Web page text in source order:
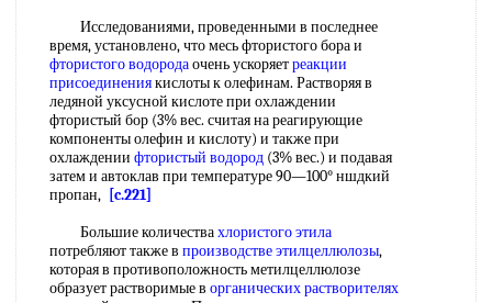
Исследованиями, проведенными в последнее
время, установлено, что месь фтористого бора и
фтористого водородаочень ускоряетреакции
присоединениякислоты к олефинам. Растворяя в
ледяной уксусной кислоте при охлаждении
фтористый бор (3% вес. считая на реагирующие
компоненты олефин и кислоту) и также при
охлаждении фтористый водород (3% вес.) и подавая
затем и автоклав при температуре 90—100° ншдкий
пропан, [c.221]
Большие количествахлористого этила
потребляют также в производстве этилцеллюлозы,
которая в противоположность метилцеллюлозе
образует растворимые в органических растворителях